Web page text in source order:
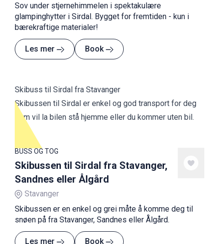
Sov under stjernehimmelen i spektakulære
glampinghytter i Sirdal. Bygget for fremtiden - kun i
bærekraftige materialer!
Les mer Book
Skibuss til Sirdal fra Stavanger
Skibussen til Sirdal er enkel og god transport for deg
som vil la bilen stå hjemme eller du kommer uten bil.
BUSS OG TOG
Skibussen til Sirdal fra Stavanger,
Sandnes eller Ålgård
Stavanger
Skibussen er en enkel og grei måte å komme deg til
snøen på fra Stavanger, Sandnes eller Ålgård.
Les mer Book